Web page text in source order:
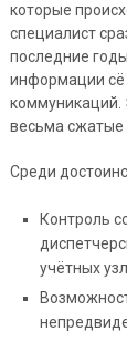
которые
специалист
последние
информации
коммуникаций.
весьма сжатые
Среди
Контроль
учётных